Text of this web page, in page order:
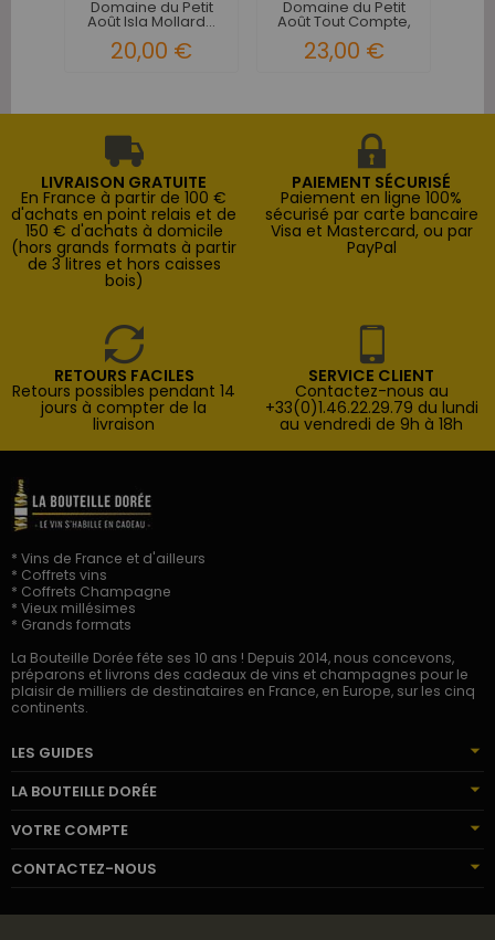
Domaine du Petit
Août Isla Mollard...
20,00 €
Domaine du Petit
Août Tout Compte,
23,00 €
LIVRAISON GRATUITE
En France à partir de 100 €
d'achats en point relais et de
150 € d'achats à domicile
(hors grands formats à partir
de 3 litres et hors caisses
bois)
PAIEMENT SÉCURISÉ
Paiement en ligne 100%
sécurisé par carte bancaire
Visa et Mastercard, ou par
PayPal
RETOURS FACILES
Retours possibles pendant 14
jours à compter de la
livraison
SERVICE CLIENT
Contactez-nous au
+33(0)1.46.22.29.79 du lundi
au vendredi de 9h à 18h
* Vins de France et d'ailleurs
* Coffrets vins
* Coffrets Champagne
* Vieux millésimes
* Grands formats
La Bouteille Dorée fête ses 10 ans ! Depuis 2014, nous concevons,
préparons et livrons des cadeaux de vins et champagnes pour le
plaisir de milliers de destinataires en France, en Europe, sur les cinq
continents.
LES GUIDES
LA BOUTEILLE DORÉE
VOTRE COMPTE
CONTACTEZ-NOUS